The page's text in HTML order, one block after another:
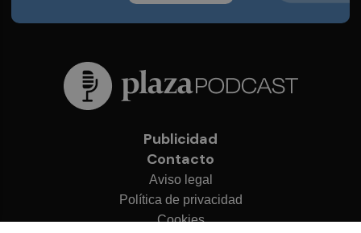
Publicidad
Contacto
Aviso legal
Política de privacidad
Cookies